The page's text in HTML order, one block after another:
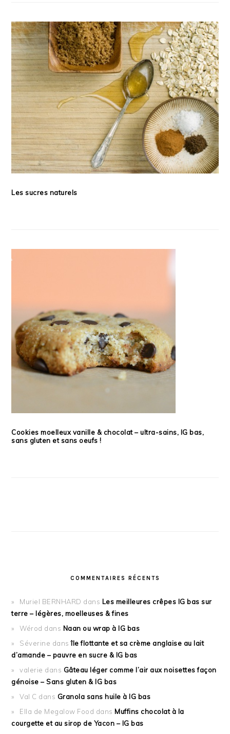
Les sucres naturels
Cookies moelleux vanille & chocolat – ultra-sains, IG bas,
sans gluten et sans oeufs !
COMMENTAIRES RÉCENTS
Muriel BERNHARD dans Les meilleures crêpes IG bas sur
terre – légères, moelleuses & fines
Wérod dans Naan ou wrap à IG bas
Séverine dansîle flottante et sa crème anglaise au lait
d’amande – pauvre en sucre & IG bas
valerie dans Gâteau léger comme l’air aux noisettes façon
génoise – Sans gluten & IG bas
Val C dans Granola sans huile à IG bas
Ella de Megalow Food dans Muffins chocolat à la
courgette et au sirop de Yacon – IG bas